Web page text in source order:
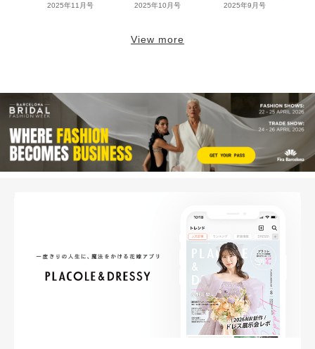
2025年11月号 2025年10月号 2025年9月号
View more